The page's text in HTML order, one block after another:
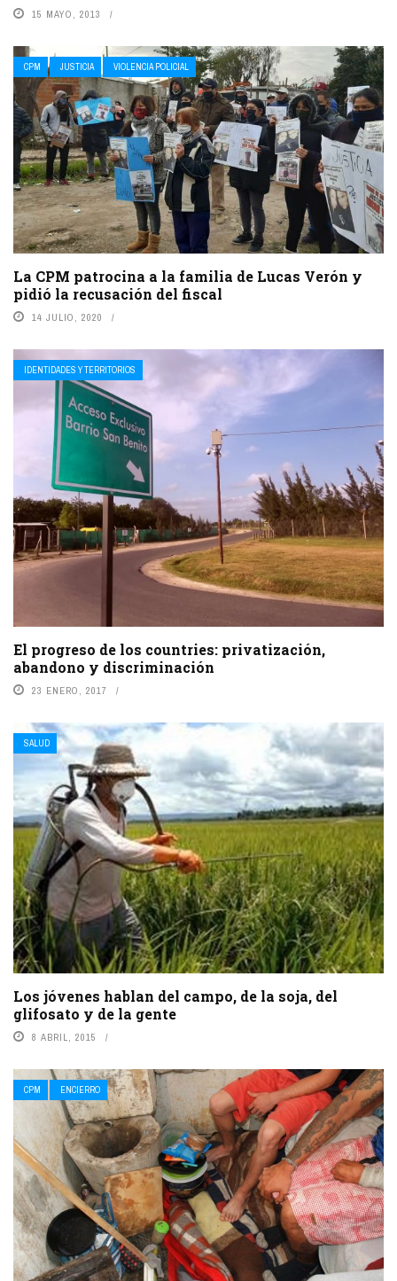
15 MAYO, 2013
CPM JUSTICIA VIOLENCIA POLICIAL
La CPM patrocina a la familia de Lucas Verón y
pidió la recusación del fiscal
14 JULIO, 2020
IDENTIDADES Y TERRITORIOS
El progreso de los countries: privatización,
abandono y discriminación
23 ENERO, 2017
SALUD
Los jóvenes hablan del campo, de la soja, del
glifosato y de la gente
8 ABRIL, 2015
CPM ENCIERRO